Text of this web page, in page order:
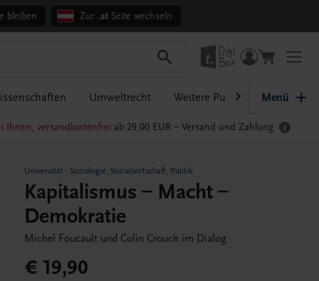
bleiben Zur .atSeite wechseln
Umweltrecht Weitere Publikationen
Menü
Ihnen, versandkostenfrei ab 29,00 EUR – Versand und Zahlung
Universität - Soziologie, Sozialwirtschaft, Politik
Kapitalismus – Macht –
Demokratie
Michel Foucault und Colin Crouch im Dialog
€ 19,90